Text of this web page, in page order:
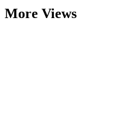
More Views